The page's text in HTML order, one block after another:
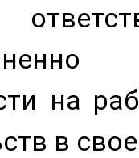
на
в